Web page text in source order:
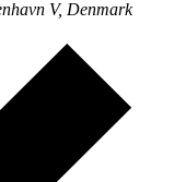
V, Denmark